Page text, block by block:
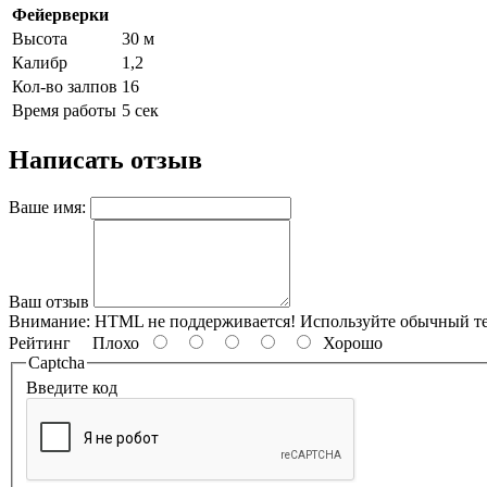
Фейерверки
Высота
30 м
Калибр
1,2
Кол-во залпов 16
Время работы 5 сек
Написать отзыв
Ваше имя:
Ваш отзыв
Внимание: HTML не поддерживается! Используйте обычный
Рейтинг Плохо
Хорошо
Captcha
Введите код